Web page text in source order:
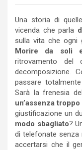
Una storia di
vicenda che parla
sulla vita che ogni
Morire da soli
ritrovamento
decomposizione.
passare
Sarà la frenesia
un’assenza
giustificazione un
modo sbagliato?
di telefonate senza
accertarsi che il